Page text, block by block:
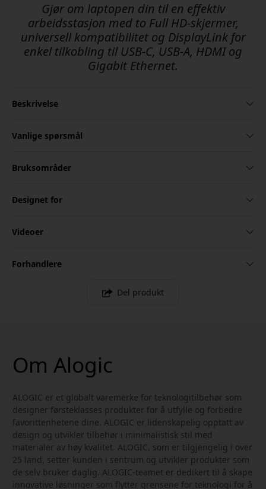
Gjør om laptopen din til en effektiv
arbeidsstasjon med to Full HD-skjermer,
universell kompatibilitet og DisplayLink for
enkel tilkobling til USB-C, USB-A, HDMI og
Gigabit Ethernet.
Beskrivelse
Vanlige spørsmål
Bruksområder
Designet for
Videoer
Forhandlere
Del produkt
Om Alogic
ALOGIC er et globalt varemerke for teknologitilbehør som
designer førsteklasses produkter for å utfylle og forbedre
favorittenhetene dine. ALOGIC er lidenskapelig opptatt av
design og utvikler tilbehør i minimalistisk stil med
materialer av høy kvalitet. ALOGIC, som er tilgjengelig i over
25 land, setter kunden i sentrum og utvikler produkter som
de selv bruker daglig. ALOGIC-teamet er dedikert til å skape
innovative løsninger som flytter grensene for teknologi for å